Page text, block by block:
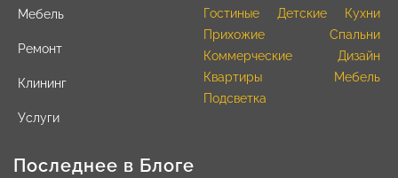
Мебель
Ремонт
Клининг
Услуги
Гостиные
Детские
Кухни
Прихожие
Спальни
Коммерческие
Дизайн
Квартиры
Мебель
Подсветка
Последнее в Блоге